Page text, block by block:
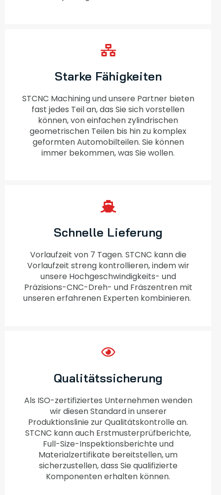
Starke Fähigkeiten
STCNC Machining und unsere Partner bieten
fast jedes Teil an, das Sie sich vorstellen
können, von einfachen zylindrischen
geometrischen Teilen bis hin zu komplex
geformten Automobilteilen. Sie können
immer bekommen, was Sie wollen.
Schnelle Lieferung
Vorlaufzeit von 7 Tagen. STCNC kann die
Vorlaufzeit streng kontrollieren, indem wir
unsere Hochgeschwindigkeits- und
Präzisions-CNC-Dreh- und Fräszentren mit
unseren erfahrenen Experten kombinieren.
Qualitätssicherung
Als ISO-zertifiziertes Unternehmen wenden
wir diesen Standard in unserer
Produktionslinie zur Qualitätskontrolle an.
STCNC kann auch Erstmusterprüfberichte,
Full-Size-Inspektionsberichte und
Materialzertifikate bereitstellen, um
sicherzustellen, dass Sie qualifizierte
Komponenten erhalten können.